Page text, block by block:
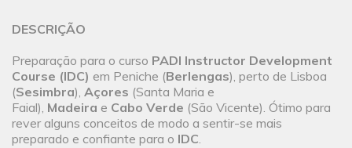
DESCRIÇÃO
Preparação para o curso PADI Instructor Development
Course (IDC) em Peniche (Berlengas), perto de Lisboa
(Sesimbra), Açores (Santa Maria e
Faial), Madeira e Cabo Verde (São Vicente). Ótimo para
rever alguns conceitos de modo a sentir-se mais
preparado e confiante para o IDC.